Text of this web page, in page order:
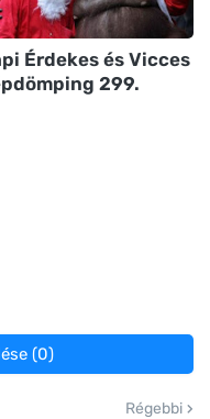
Érdekes és Vicces
299.
(0)
Régebbi